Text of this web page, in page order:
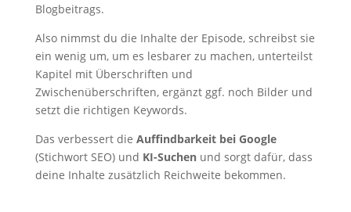
Blogbeitrags.
Also nimmst du die Inhalte der Episode, schreibst sie
ein wenig um, um es lesbarer zu machen, unterteilst
Kapitel mit Überschriften und
Zwischenüberschriften, ergänzt ggf. noch Bilder und
setzt die richtigen Keywords.
Das verbessert die Auffindbarkeit bei Google
(Stichwort SEO) und KI-Suchenund sorgt dafür, dass
deine Inhalte zusätzlich Reichweite bekommen.